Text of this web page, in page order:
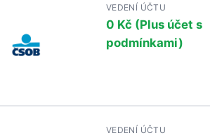
VEDENÍ ÚČTU
0 Kč (Plus účet s
podmínkami)
VEDENÍ ÚČTU